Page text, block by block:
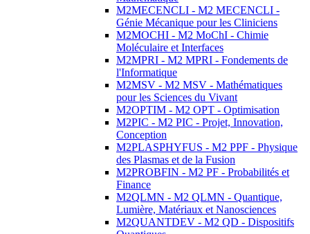
M2MECENCLI - M2 MECENCLI -
Génie Mécanique pour les Cliniciens
M2MOCHI - M2 MoChI - Chimie
Moléculaire et Interfaces
M2MPRI - M2 MPRI - Fondements de
l'Informatique
M2MSV - M2 MSV - Mathématiques
pour les Sciences du Vivant
M2OPTIM - M2 OPT - Optimisation
M2PIC - M2 PIC - Projet, Innovation,
Conception
M2PLASPHYFUS - M2 PPF - Physique
des Plasmas et de la Fusion
M2PROBFIN - M2 PF - Probabilités et
Finance
M2QLMN - M2 QLMN - Quantique,
Lumière, Matériaux et Nanosciences
M2QUANTDEV - M2 QD - Dispositifs